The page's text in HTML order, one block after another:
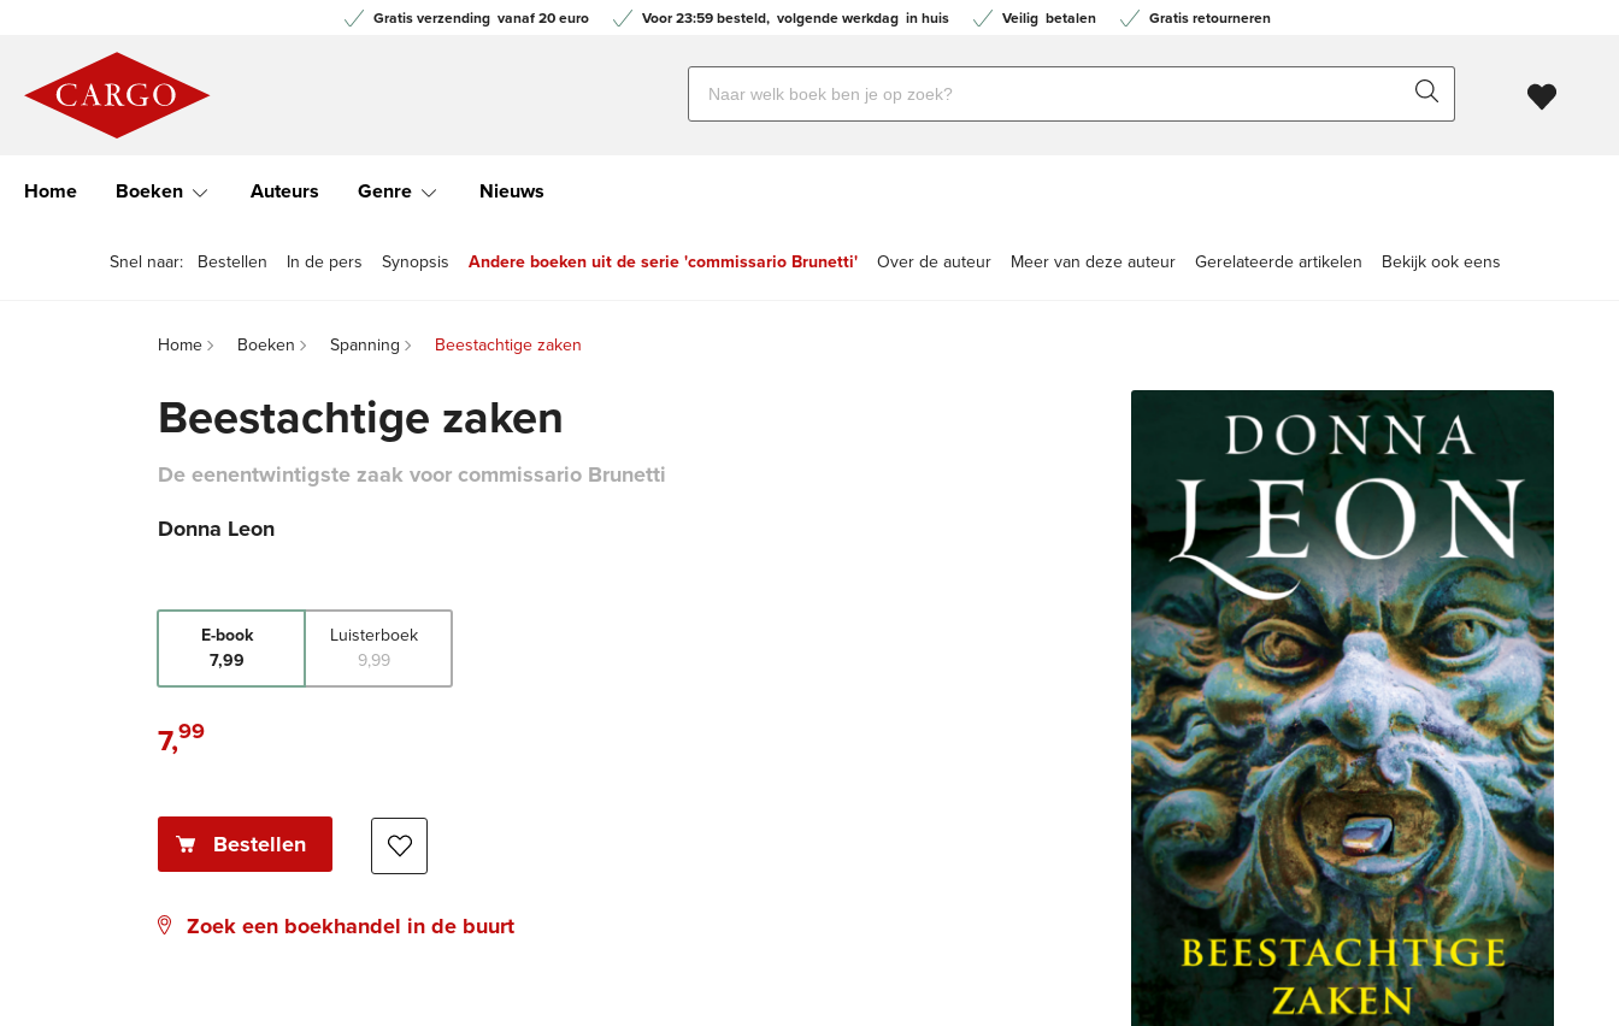
Gratis verzendingvanaf 20 euro Voor 23:59 besteld, volgende werkdagin huis Veiligbetalen Gratis retourneren
Zoeken
naar
Home Boeken Auteurs Genre Nieuws
Snel naar: Bestellen In de pers Synopsis Andere boeken uit de serie 'commissario Brunetti' Over de auteur Meer van deze auteur Gerelateerde artikelen Bekijk ook eens
Home Boeken Spanning Beestachtige zaken
Beestachtige zaken
De eenentwintigste zaak voor commissario Brunetti
Donna Leon
E-book
7,99
Luisterboek
9,99
E-
7,99
Bestellen
Zoek een boekhandel in de buurt